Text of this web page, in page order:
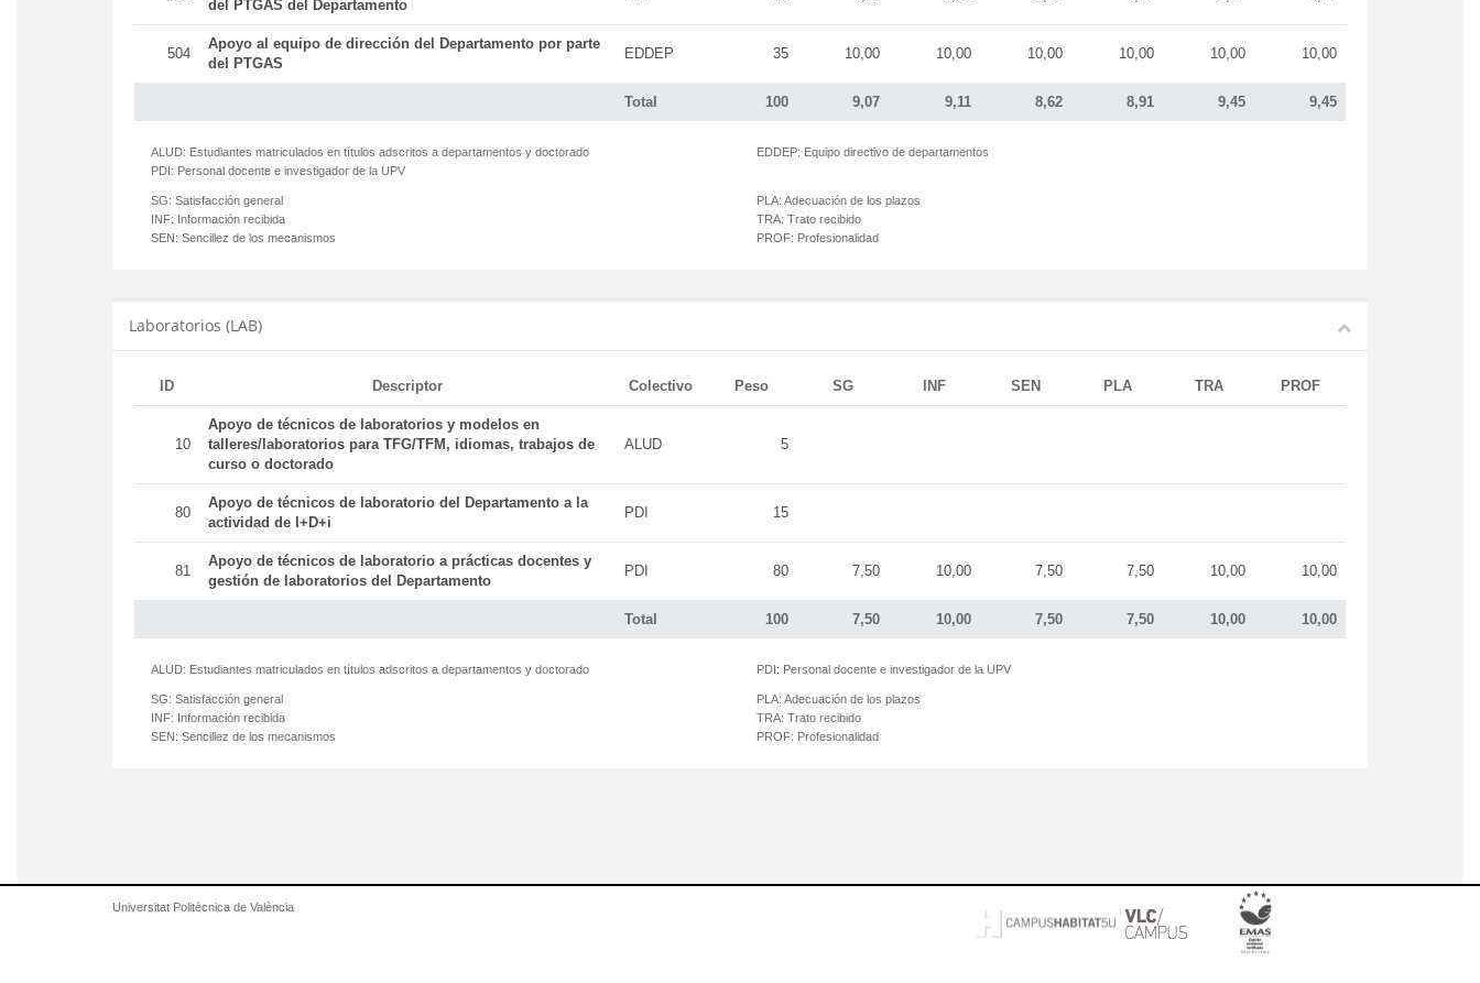
Total 100 9,07 9,11 8,62 8,91 9,45 9,45
del PTGAS del Departamento
504
Apoyo al equipo de dirección del Departamento por parte
del PTGAS
EDDEP 35 10,00 10,00 10,00 10,00 10,00 10,00
ALUD: Estudiantes matriculados en títulos adscritos a departamentos y doctorado
PDI: Personal docente e investigador de la UPV
EDDEP: Equipo directivo de departamentos
SG: Satisfacción general
INF: Información recibida
SEN: Sencillez de los mecanismos
PLA: Adecuación de los plazos
TRA: Trato recibido
PROF: Profesionalidad
Laboratorios (LAB)
ID Descriptor Colectivo Peso SG INF SEN PLA TRA PROF
Total 100 7,50 10,00 7,50 7,50 10,00 10,00
10
Apoyo de técnicos de laboratorios y modelos en
talleres/laboratorios para TFG/TFM, idiomas, trabajos de
curso o doctorado
ALUD 5
80
Apoyo de técnicos de laboratorio del Departamento a la
actividad de I+D+i
PDI 15
81
Apoyo de técnicos de laboratorio a prácticas docentes y
gestión de laboratorios del Departamento
PDI 80 7,50 10,00 7,50 7,50 10,00 10,00
ALUD: Estudiantes matriculados en títulos adscritos a departamentos y doctorado PDI: Personal docente e investigador de la UPV
SG: Satisfacción general
INF: Información recibida
SEN: Sencillez de los mecanismos
PLA: Adecuación de los plazos
TRA: Trato recibido
PROF: Profesionalidad
Universitat Politècnica de València